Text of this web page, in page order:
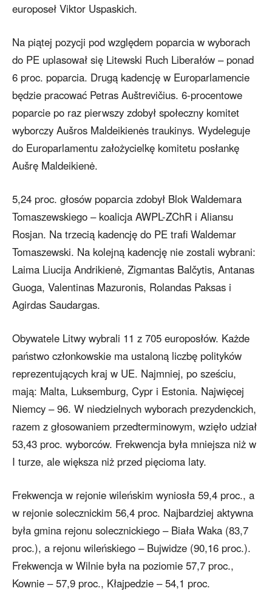
europoseł Viktor Uspaskich.
Na piątej pozycji pod względem poparcia w wyborach
do PE uplasował się Litewski Ruch Liberałów – ponad
6 proc. poparcia. Drugą kadencję w Europarlamencie
będzie pracować Petras Auštrevičius. 6-procentowe
poparcie po raz pierwszy zdobył społeczny komitet
wyborczy Aušros Maldeikienės traukinys. Wydeleguje
do Europarlamentu założycielkę komitetu posłankę
Aušrę Maldeikienė.
5,24 proc. głosów poparcia zdobył Blok Waldemara
Tomaszewskiego – koalicja AWPL-ZChR i Aliansu
Rosjan. Na trzecią kadencję do PE trafi Waldemar
Tomaszewski. Na kolejną kadencję nie zostali wybrani:
Laima Liucija Andrikienė, Zigmantas Balčytis, Antanas
Guoga, Valentinas Mazuronis, Rolandas Paksas i
Agirdas Saudargas.
Obywatele Litwy wybrali 11 z 705 europosłów. Każde
państwo członkowskie ma ustaloną liczbę polityków
reprezentujących kraj w UE. Najmniej, po sześciu,
mają: Malta, Luksemburg, Cypr i Estonia. Najwięcej
Niemcy – 96. W niedzielnych wyborach prezydenckich,
razem z głosowaniem przedterminowym, wzięło udział
53,43 proc. wyborców. Frekwencja była mniejsza niż w
I turze, ale większa niż przed pięcioma laty.
Frekwencja w rejonie wileńskim wyniosła 59,4 proc., a
w rejonie solecznickim 56,4 proc. Najbardziej aktywna
była gmina rejonu solecznickiego – Biała Waka (83,7
proc.), a rejonu wileńskiego – Bujwidze (90,16 proc.).
Frekwencja w Wilnie była na poziomie 57,7 proc.,
Kownie – 57,9 proc., Kłajpedzie – 54,1 proc.